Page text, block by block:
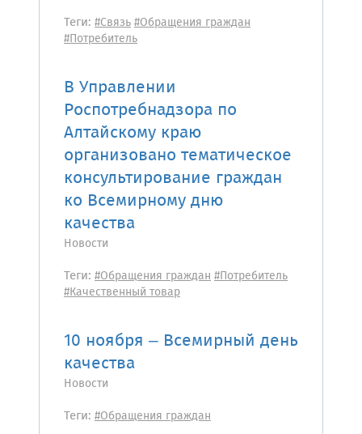
Теги: #Связь#Обращения граждан
#Потребитель
В Управлении
Роспотребнадзора по
Алтайскому краю
организовано тематическое
консультирование граждан
ко Всемирному дню
качества
Новости
Теги: #Обращения граждан#Потребитель
#Качественный товар
10 ноября – Всемирный день
качества
Новости
Теги: #Обращения граждан